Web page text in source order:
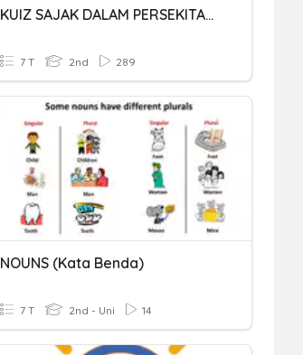
KUIZ SAJAK DALAM PERSEKITARAN KATA-KATA
7 T 2nd 289
NOUNS (Kata Benda)
7 T 2nd - Uni 14